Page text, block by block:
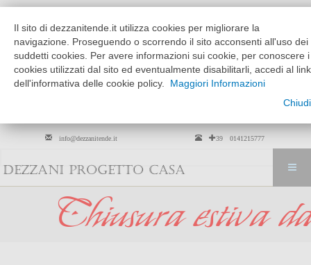
POMERIGGIO
MARTEDÌ --> VENERDÌ
9:30 - 12:30
15:30 - 19:30
SABATO
9:30 - 12:30
solo su
appuntamento
+39 0141215777
info@dezzanitende.it
DEZZANI PROGETTO CASA
estiva dal 01
Il sito di dezzanitende.it utilizza cookies per migliorare la
navigazione. Proseguendo o scorrendo il sito acconsenti all'uso dei
suddetti cookies. Per avere informazioni sui cookie, per conoscere i
cookies utilizzati dal sito ed eventualmente disabilitarli, accedi al link
dell'informativa delle cookie policy.
Maggiori Informazioni
Chiudi